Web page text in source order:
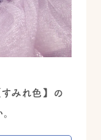
みれ色】の